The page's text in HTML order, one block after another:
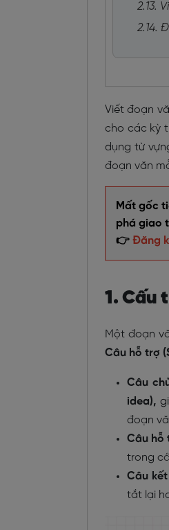
2.13.
2.14.
Viết đoạn
cho các kỳ
dụng từ
đoạn văn
Mất gốc
phá giao
👉 Đăng
1. Cấu
Một đoạn
Câu hỗ trợ
Câu
idea),g
đoạn
Câu hỗ
trong
Câu
tắt lại